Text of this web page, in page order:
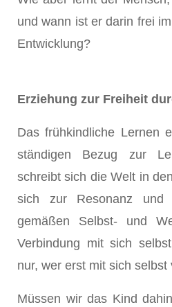
und wann ist er darin frei
Entwicklung?
Erziehung zur Freiheit
Das frühkindliche Lernen
ständigen Bezug zur
schreibt sich die Welt in
sich zur Resonanz
gemäßen Selbst- und
Verbindung mit sich
nur, wer erst mit sich selbst
Müssen wir das Kind